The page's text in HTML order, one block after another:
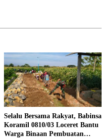
Selalu Bersama Rakyat, Babinsa
Koramil 0810/03 Loceret Bantu
Warga Binaan Pembuatan